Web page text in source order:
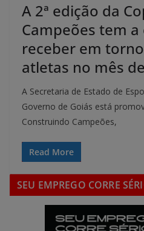
A 2ª edição da
Campeões tem
receber em
atletas no mês
A Secretaria de Estado de
Governo de Goiás está
Construindo Campeões,
Read More
SEU EMPREGO CORRE